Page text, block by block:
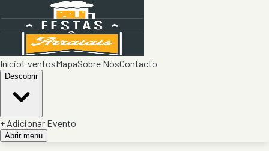
InícioEventosMapaSobre NósContacto
Descobrir
+ Adicionar Evento
Abrir menu